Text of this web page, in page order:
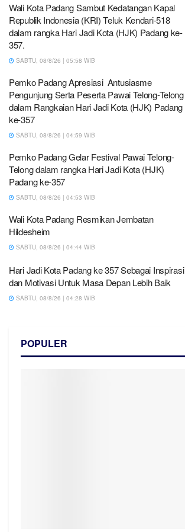
Wali Kota Padang Sambut Kedatangan Kapal
Republik Indonesia (KRI) Teluk Kendari-518
dalam rangka Hari Jadi Kota (HJK) Padang ke-
357.
SABTU, 08/8/26 | 05:58 WIB
Pemko Padang Apresiasi Antusiasme
Pengunjung Serta Peserta Pawai Telong-Telong
dalam Rangkaian Hari Jadi Kota (HJK) Padang
ke-357
SABTU, 08/8/26 | 04:59 WIB
Pemko Padang Gelar Festival Pawai Telong-
Telong dalam rangka Hari Jadi Kota (HJK)
Padang ke-357
SABTU, 08/8/26 | 04:53 WIB
Wali Kota Padang Resmikan Jembatan
Hildesheim
SABTU, 08/8/26 | 04:44 WIB
Hari Jadi Kota Padang ke 357 Sebagai Inspirasi
dan Motivasi Untuk Masa Depan Lebih Baik
SABTU, 08/8/26 | 04:28 WIB
POPULER